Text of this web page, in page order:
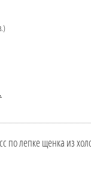
по лепке щенка из